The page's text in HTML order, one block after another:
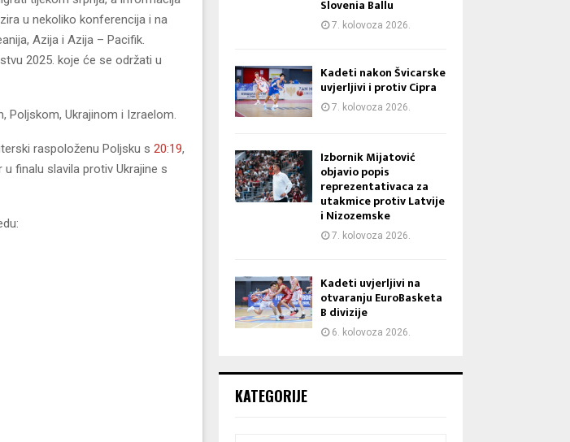
u nekoliko konferencija i na
Azija i Azija – Pacifik.
2025. koje će se održati u
Ukrajinom i Izraelom.
raspoloženu Poljsku s 20:19,
u finalu slavila protiv Ukrajine s
Slovenia Ballu
7. kolovoza 2026.
Kadeti nakon Švicarske
uvjerljivi i protiv Cipra
7. kolovoza 2026.
Izbornik Mijatović
objavio popis
reprezentativaca za
utakmice protiv Latvije
i Nizozemske
7. kolovoza 2026.
Kadeti uvjerljivi na
otvaranju EuroBasketa
B divizije
6. kolovoza 2026.
KATEGORIJE